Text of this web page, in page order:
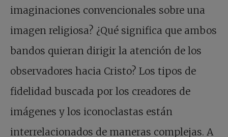
imaginaciones convencionales sobre una
imagen religiosa? ¿Qué significa que ambos
bandos quieran dirigir la atención de los
observadores hacia Cristo? Los tipos de
fidelidad buscada por los creadores de
imágenes y los iconoclastas están
interrelacionados de maneras complejas. A